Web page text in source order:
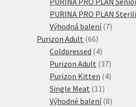
PURINA PRO PLAN
Výhodná balení 77
Purizon Adult 6666
produktů
Coldpressed 44
produkty
Purizon Adult 3737
produktů
Purizon Kitten 44
Single Meat 11 11
produktů
Výhodné balení 88